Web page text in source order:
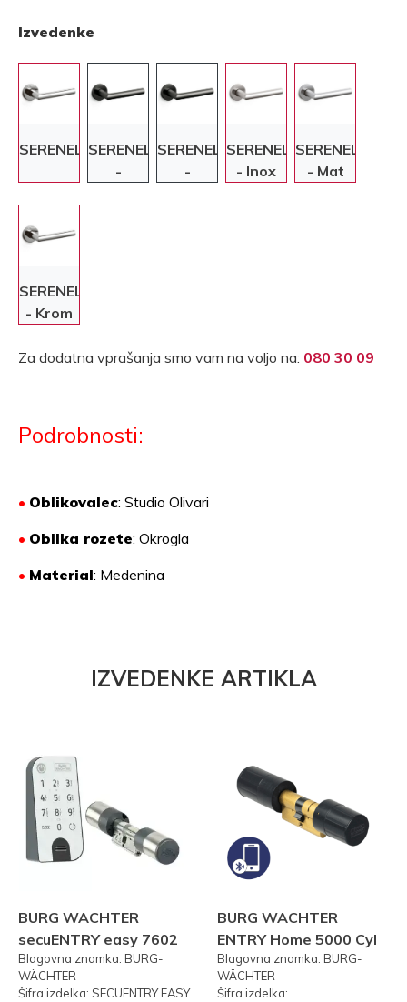
Izvedenke
SERENELLASERENELLA
-
SERENELLA
-
SERENELLA
- Inox
SERENELLA
- Mat
SERENELLA
- Krom
Za dodatna vprašanja smo vam na voljo na: 080 30 09
Podrobnosti:
• Oblikovalec: Studio Olivari
• Oblika rozete: Okrogla
• Material: Medenina
IZVEDENKE ARTIKLA
BURG WACHTER
secuENTRY easy 7602
FP PRSTNI ODTIS
Blagovna znamka: BURG-
WÄCHTER
Šifra izdelka: SECUENTRY EASY
BURG WACHTER
ENTRY Home 5000 Cyl
Blagovna znamka: BURG-
WÄCHTER
Šifra izdelka: